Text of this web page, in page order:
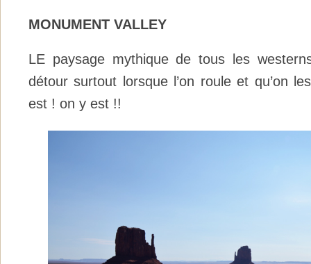
MONUMENT VALLEY
LE paysage mythique de tous les
détour surtout lorsque l’on roule et qu’on
est ! on y est !!